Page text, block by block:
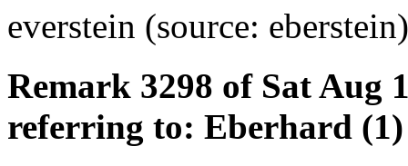
everstein (source: eberstein)
Remark 3298 of Sat Aug
referring to: Eberhard